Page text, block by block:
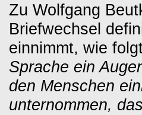
Zu Wolfgang
Briefwechsel
einnimmt, wie
Sprache ein
den Menschen
unternommen,